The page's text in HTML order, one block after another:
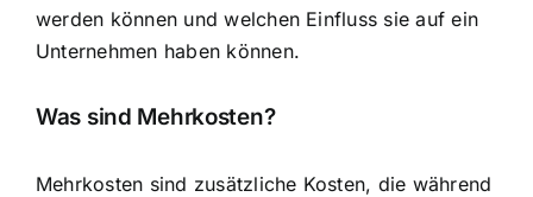
werden können und welchen Einfluss sie auf ein
Unternehmen haben können.
Was sind Mehrkosten?
Mehrkosten sind zusätzliche Kosten, die während